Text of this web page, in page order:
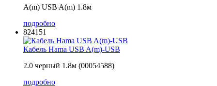
A(m) USB A(m) 1.8м
подробно
824151
Кабель Hama USB A(m)-USB
2.0 черный 1.8м (00054588)
подробно